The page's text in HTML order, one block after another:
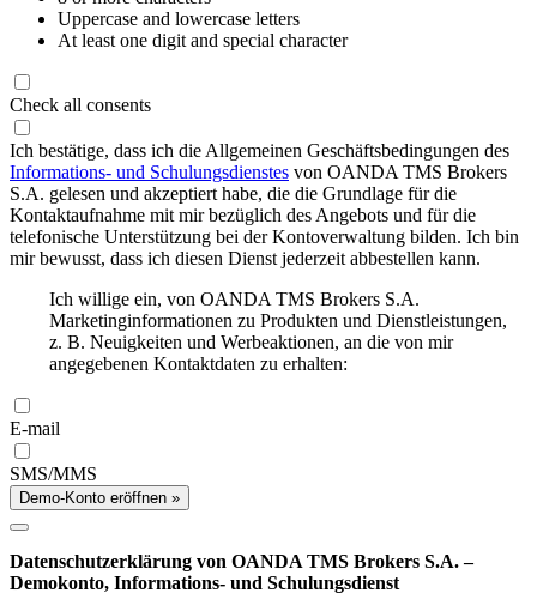
Uppercase and lowercase letters
At least one digit and special character
Check all consents
Ich bestätige, dass ich die Allgemeinen Geschäftsbedingungen des
Informations- und Schulungsdienstes von OANDA TMS Brokers
S.A. gelesen und akzeptiert habe, die die Grundlage für die
Kontaktaufnahme mit mir bezüglich des Angebots und für die
telefonische Unterstützung bei der Kontoverwaltung bilden. Ich bin
mir bewusst, dass ich diesen Dienst jederzeit abbestellen kann.
Ich willige ein, von OANDA TMS Brokers S.A.
Marketinginformationen zu Produkten und Dienstleistungen,
z. B. Neuigkeiten und Werbeaktionen, an die von mir
angegebenen Kontaktdaten zu erhalten:
E-mail
SMS/MMS
Demo-Konto eröffnen »
Datenschutzerklärung von OANDA TMS Brokers S.A. –
Demokonto, Informations- und Schulungsdienst